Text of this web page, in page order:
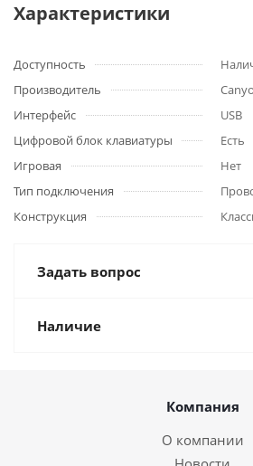
Характеристики
Доступность
Производитель
Интерфейс
USB
Цифровой блок клавиатуры
Есть
Игровая
Нет
Тип подключения
Конструкция
Задать вопрос
Наличие
Компания
О компании